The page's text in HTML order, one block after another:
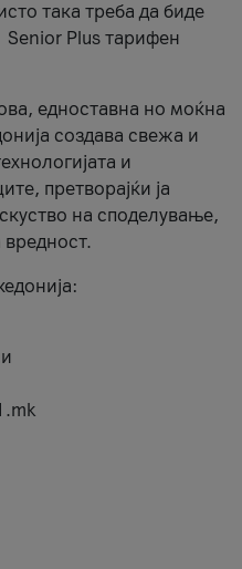
така треба да биде
Plus тарифен
едноставна но моќна
создава свежа и
и
претворајќи ја
на споделување,